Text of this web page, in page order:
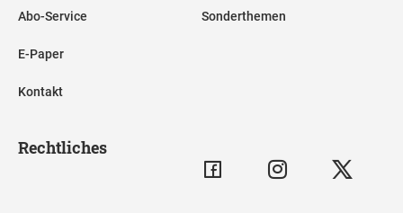
Abo-Service
E-Paper
Kontakt
Sonderthemen
Rechtliches